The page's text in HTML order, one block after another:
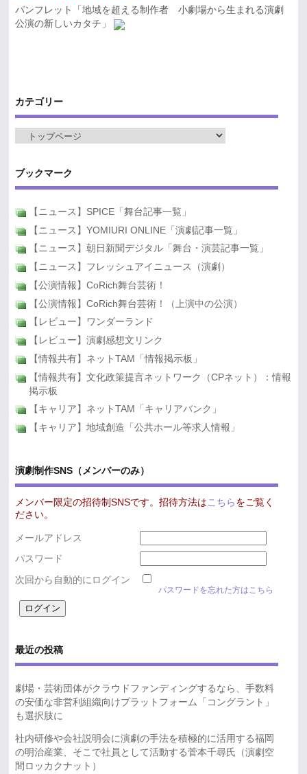
パンフレット「地域を超える制作者 小劇場から生まれる演劇
公演の新しいカタチ」
カテゴリー
ブックマーク
【ニュース】SPICE「舞台記事一覧」
【ニュース】YOMIURI ONLINE「演劇記事一覧」
【ニュース】朝日新聞デジタル「舞台・演芸記事一覧」
【ニュース】フレッシュアイニュース（演劇）
【公演情報】CoRich舞台芸術！
【公演情報】CoRich舞台芸術！（上演中の公演）
【レビュー】ワンダーランド
【レビュー】演劇感想文リンク
【情報共有】ネットTAM「情報掲示板」
【情報共有】文化政策提言ネットワーク（CPネット）：情報
掲示板
【キャリア】ネットTAM「キャリアバンク」
【キャリア】地域創造「公共ホール等求人情報」
演劇制作SNS（メンバーのみ）
メンバー限定の招待制SNSです。招待方法は こちら をご覧く
ださい。
メールアドレス
パスワード
次回から自動的にログイン
パスワードを忘れた方はこちら
最近の投稿
劇場・芸術団体がクラウドファンディングするなら、手数料
の安価な非営利組織向けプラットフォーム「コングラント」
も選択肢に
社内研修や会社説明会に演劇の手法を積極的に活用する福岡
の明治産業、そこで社員として活動する菅本千尋氏（演劇空
間ロッカクナット）